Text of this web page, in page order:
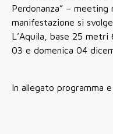
Perdonanza” – meeting
manifestazione si
L’Aquila, base 25
03 e domenica 04
In allegato programma